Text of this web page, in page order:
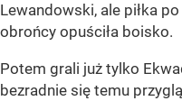
Lewandowski, ale piłka
obrońcy opuściła boisko.
Potem grali już tylko
bezradnie się temu